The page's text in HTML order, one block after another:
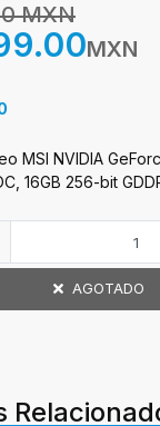
MXN
MXN
MSI NVIDIA
16GB 256-bit
AGOTADO